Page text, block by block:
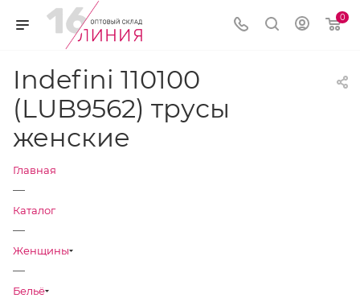
0
Indefini 110100
(LUB9562) трусы
женские
Главная
—
Каталог
—
Женщины
—
Бельё